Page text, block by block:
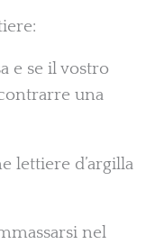
e se il vostro
una
lettiere d’argilla
nel